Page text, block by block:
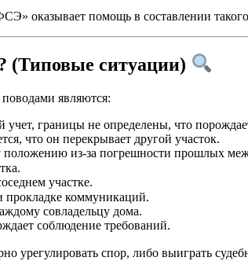
оказывает помощь в составлении
(Типовые ситуации)
являются:
границы не определены, что
что он перекрывает другой участок.
положению из-за погрешности прошлых
участке.
прокладке коммуникаций.
совладельцу дома.
соблюдение требований.
урегулировать спор, либо выиграть